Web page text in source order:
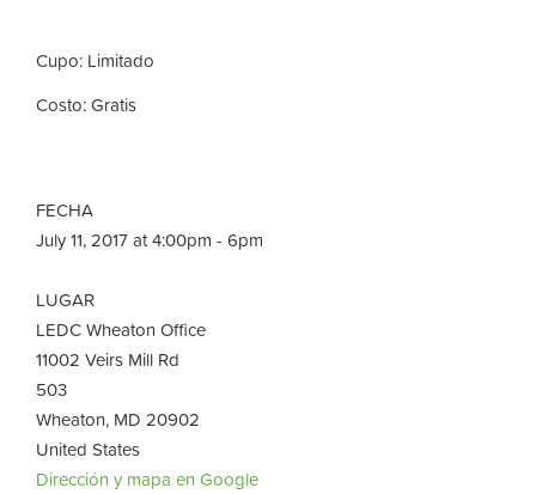
Cupo: Limitado
Costo: Gratis
FECHA
July 11, 2017 at 4:00pm - 6pm
LUGAR
LEDC Wheaton Office
11002 Veirs Mill Rd
503
Wheaton, MD 20902
United States
Dirección y mapa en Google